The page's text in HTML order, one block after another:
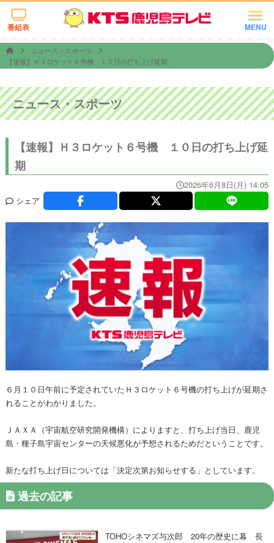
MENU
番組表
ニュース・スポーツ
【速報】Ｈ３ロケット６号機 １０日の打ち上げ延期
ニュース・スポーツ
【速報】Ｈ３ロケット６号機 １０日の打ち上げ延
期
2026年6月8日(月) 14:05
シェア
６月１０日午前に予定されていたＨ３ロケット６号機の打ち上げが延期さ
れることがわかりました。
ＪＡＸＡ（宇宙航空研究開発機構）によりますと、打ち上げ当日、鹿児
島・種子島宇宙センターの天候悪化が予想されるためだということです。
新たな打ち上げ日については「決定次第お知らせする」としています。
過去の記事
TOHOシネマズ与次郎 20年の歴史に幕 長